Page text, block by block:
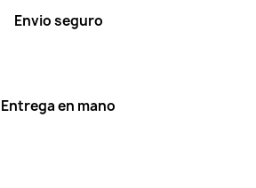
Envio seguro
Entrega en mano